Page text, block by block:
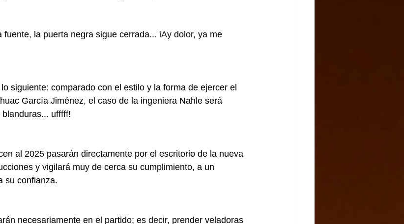
fuente, la puerta negra sigue cerrada... iAy dolor, ya me
siguiente: comparado con el estilo y la forma de ejercer el
García Jiménez, el caso de la ingeniera Nahle será
ufffff!
al 2025 pasarán directamente por el escritorio de la nueva
y vigilará muy de cerca su cumplimiento, a un
su confianza.
necesariamente en el partido; es decir, prender veladoras